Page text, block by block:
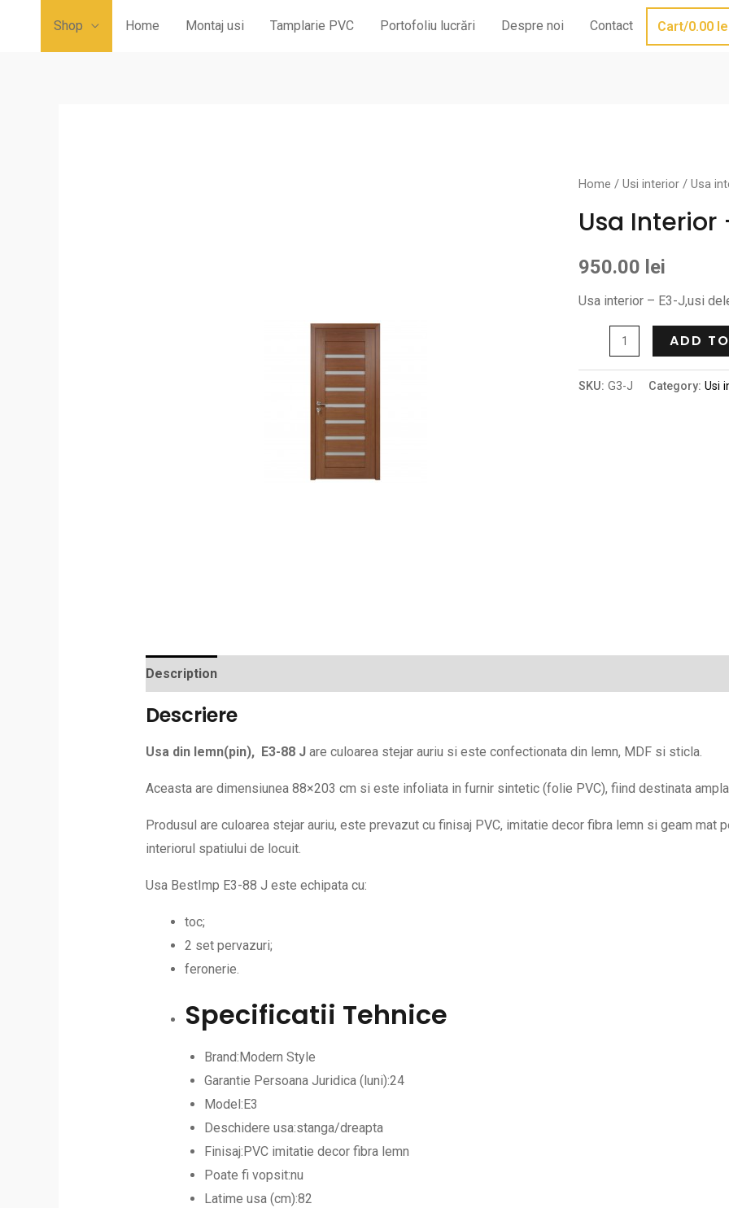
Shop Home Montaj usi Tamplarie PVC Portofoliu lucrări Despre noi Contact Cart/0.00
Home /Usi interior / Usa
Usa Interior
950.00 lei
Usa interior – E3-J,usi
ADD
SKU:G3-J Category:Usi
Description
Descriere
Usa din lemn(pin), E3-88 J are culoarea stejar auriu si este confectionata din lemn, MDF si sticla.
Aceasta are dimensiunea 88×203 cm si este infoliata in furnir sintetic (folie PVC), fiind destinata
Produsul are culoarea stejar auriu, este prevazut cu finisaj PVC, imitatie decor fibra lemn si geam mat
interiorul spatiului de locuit.
Usa BestImp E3-88 J este echipata cu:
toc;
2 set pervazuri;
feronerie.
Specificatii Tehnice
Brand:Modern Style
Garantie Persoana Juridica (luni):24
Model:E3
Deschidere usa:stanga/dreapta
Finisaj:PVC imitatie decor fibra lemn
Poate fi vopsit:nu
Latime usa (cm):82